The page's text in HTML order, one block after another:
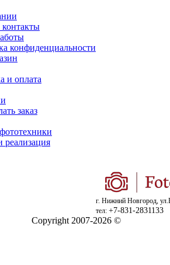
конфиденциальности
и оплата
заказ
г. Нижний Новгород,
тел: +7-831-2831133
Copyright 2007-2026 ©